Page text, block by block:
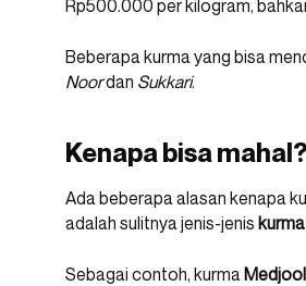
Rp500.000 per kilogram,
Beberapa kurma yang bisa
Noordan Sukkari.
Kenapa bisa mahal?
Ada beberapa alasan kenapa
adalah sulitnya jenis-jenis kurma
Sebagai contoh, kurma Medjool